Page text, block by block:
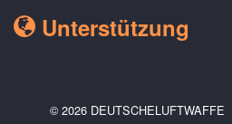
Unterstützung
© 2026 DEUTSCHELUFTWAFFE